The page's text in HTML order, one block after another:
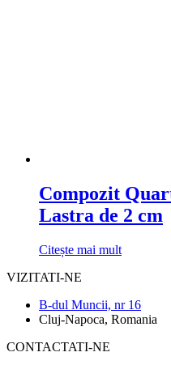
Compozit
Lastra de 2 cm
Citește mai mult
VIZITATI-NE
B-dul Muncii, nr 16
Cluj-Napoca, Romania
CONTACTATI-NE